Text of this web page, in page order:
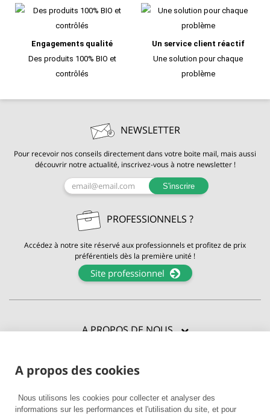
A propos des cookies
Nous utilisons les cookies pour collecter et analyser des
informations sur les performances et l'utilisation du site, et pour
Engagements qualité
Des produits 100% BIO et
contrôlés
Un service client réactif
Une solution pour chaque
problème
NEWSLETTER
Pour recevoir nos conseils directement dans votre boite mail, mais aussi
découvrir notre actualité, inscrivez-vous à notre newsletter !
S'inscrire
PROFESSIONNELS ?
Accédez à notre site réservé aux professionnels et profitez de prix
préférentiels dès la première unité !
Site professionnel
A PROPOS DE NOUS
ENVIE D'EN VOIR PLUS ?